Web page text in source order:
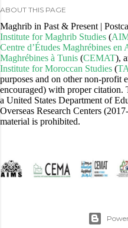
ABOUT THIS PAGE
Maghrib in Past & Present |
Institute for Maghrib Studies (
Centre d’Études Maghrébines en
Maghrébines à Tunis (CEMAT),
Institute for Moroccan Studies (
purposes and on other non-profit
encouraged) with proper citation.
a United States Department of
Overseas Research Centers
material is prohibited.